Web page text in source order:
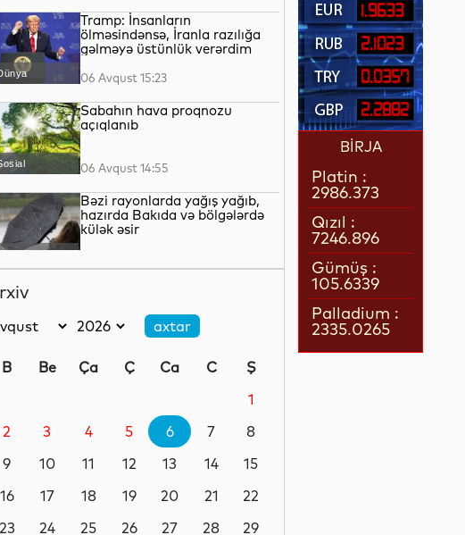
Tramp: İnsanların
ölməsindənsə, İranla razılığa
gəlməyə üstünlük verərdim
06 Avqust 15:23
Sabahın hava proqnozu
açıqlanıb
06 Avqust 14:55
Bəzi rayonlarda yağış yağıb,
hazırda Bakıda və bölgələrdə
külək əsir
İqtisadiyyat
Xəzər fiber-optik kabel xəttinin
06 Avqust 14:36
Dünya
Britaniya Rusiyaya qarşı
genişləndirib
06 Avqust 14:34
B Be Ça Ç Ca C
Ş
1
2
3 4 5 6 7
8
9
10 11 12 13 14
15
16
17 18 19 20 21
22
23
24 25 26 27 28
29
1.9633
2.1023
0.0357
2.2882
BİRJA
Platin :
2986.373
Qızıl :
7246.896
Gümüş :
105.6339
Palladium :
2335.0265